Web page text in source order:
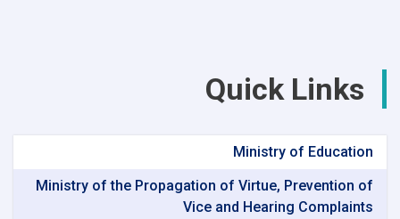
Quick Links
Ministry of Education
Ministry of the Propagation of Virtue, Prevention of
Vice and Hearing Complaints